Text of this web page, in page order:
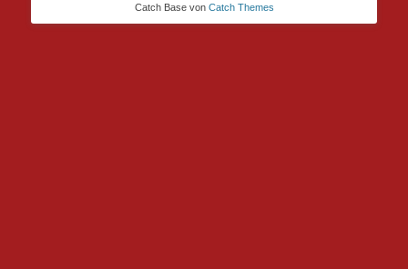
Catch Base von Catch Themes